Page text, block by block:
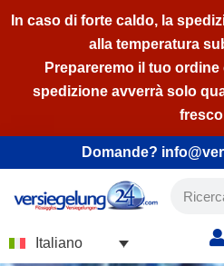
contenuto
In caso di forte caldo, la
alla temperatura
Prepareremo il tuo
spedizione avverrà solo
Domande?
Italiano